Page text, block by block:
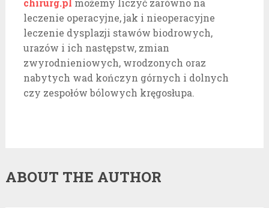
chirurg.pl możemy liczyć zarówno na
leczenie operacyjne, jak i nieoperacyjne
leczenie dysplazji stawów biodrowych,
urazów i ich następstw, zmian
zwyrodnieniowych, wrodzonych oraz
nabytych wad kończyn górnych i dolnych
czy zespołów bólowych kręgosłupa.
ABOUT THE AUTHOR